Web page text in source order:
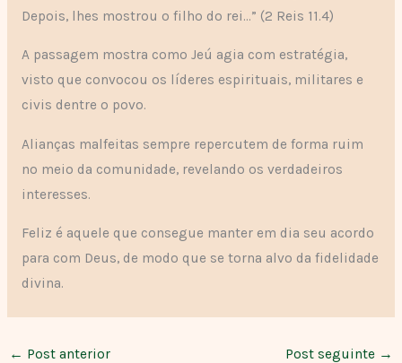
Depois, lhes mostrou o filho do rei…” (2 Reis 11.4)
A passagem mostra como Jeú agia com estratégia,
visto que convocou os líderes espirituais, militares e
civis dentre o povo.
Alianças malfeitas sempre repercutem de forma ruim
no meio da comunidade, revelando os verdadeiros
interesses.
Feliz é aquele que consegue manter em dia seu acordo
para com Deus, de modo que se torna alvo da fidelidade
divina.
← Post anterior Post seguinte →